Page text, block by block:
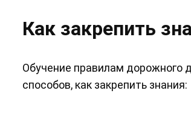
Как закрепить
Обучение правилам дорожного
способов, как закрепить знания: